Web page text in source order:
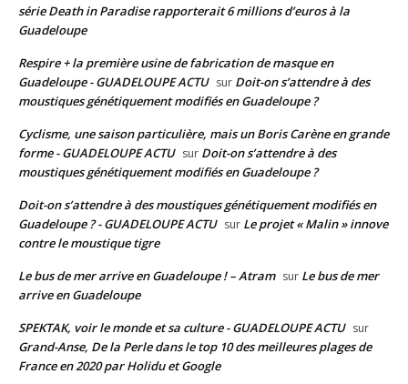
série Death in Paradise rapporterait 6 millions d’euros à la
Guadeloupe
Respire + la première usine de fabrication de masque en
Guadeloupe - GUADELOUPE ACTU sur Doit-on s’attendre à des
moustiques génétiquement modifiés en Guadeloupe ?
Cyclisme, une saison particulière, mais un Boris Carène en grande
forme - GUADELOUPE ACTU sur Doit-on s’attendre à des
moustiques génétiquement modifiés en Guadeloupe ?
Doit-on s’attendre à des moustiques génétiquement modifiés en
Guadeloupe ? - GUADELOUPE ACTU sur Le projet « Malin » innove
contre le moustique tigre
Le bus de mer arrive en Guadeloupe ! – Atram sur Le bus de mer
arrive en Guadeloupe
SPEKTAK, voir le monde et sa culture - GUADELOUPE ACTU sur
Grand-Anse, De la Perle dans le top 10 des meilleures plages de
France en 2020 par Holidu et Google